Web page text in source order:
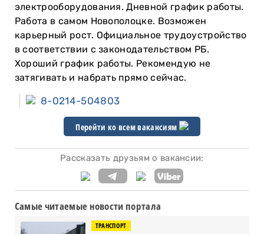
электрооборудования. Дневной график работы.
Работа в самом Новополоцке. Возможен
карьерный рост. Официальное трудоустройство
в соответствии с законодательством РБ.
Хороший график работы. Рекомендую не
затягивать и набрать прямо сейчас.
8-0214-504803
Перейти ко всем вакансиям
Рассказать друзьям о вакансии:
Самые читаемые новости портала
ТРАНСПОРТ